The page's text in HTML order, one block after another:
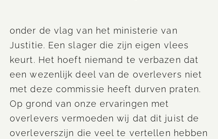
onder de vlag van het ministerie van
Justitie. Een slager die zijn eigen vlees
keurt. Het hoeft niemand te verbazen dat
een wezenlijk deel van de overlevers niet
met deze commissie heeft durven praten.
Op grond van onze ervaringen met
overlevers vermoeden wij dat dit juist de
overleverszijn die veel te vertellen hebben